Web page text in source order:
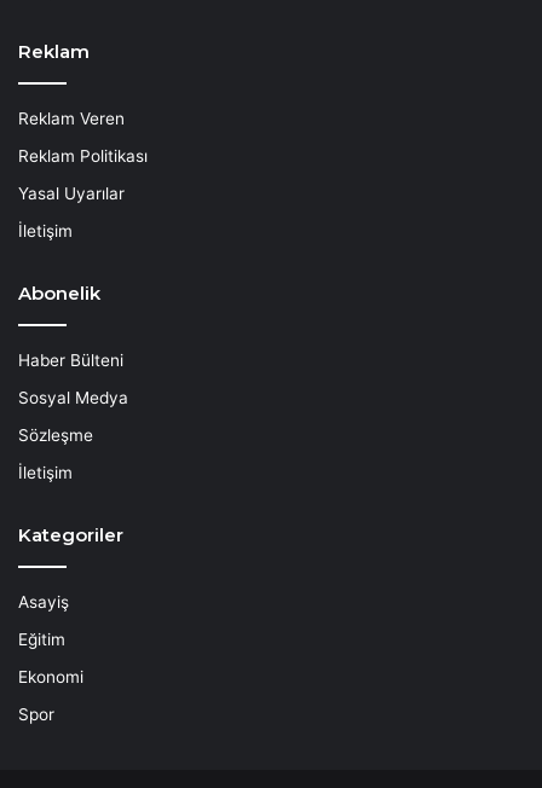
Reklam
Reklam Veren
Reklam Politikası
Yasal Uyarılar
İletişim
Abonelik
Haber Bülteni
Sosyal Medya
Sözleşme
İletişim
Kategoriler
Asayiş
Eğitim
Ekonomi
Spor